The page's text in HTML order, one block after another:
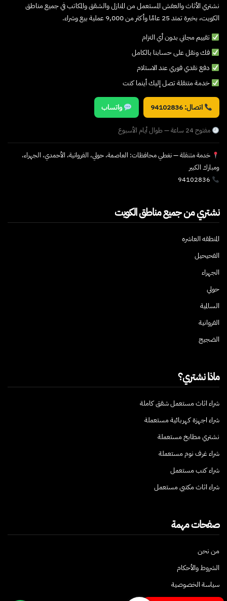
نشتري الأثاث والعفش المستعمل من المنازل والشقق والمكاتب في جميع مناطق
الكويت، بخبرة تمتد 25 عامًا وأكثر من 9,000 عملية بيع وشراء.
تقييم مجاني بدون أي التزام
فك ونقل على حسابنا بالكامل
دفع نقدي فوري عند الاستلام
خدمة متنقلة تصل إليك أينما كنت
اتصال: 94102836 واتساب
مفتوح 24 ساعة — طوال أيام الأسبوع
خدمة متنقلة — نغطي محافظات: العاصمة، حولي، الفروانية، الأحمدي، الجهراء،
ومبارك الكبير
94102836
نشتري من جميع مناطق الكويت
المنطقه العاشره
الفحيحيل
الجهراء
حولي
السالمية
الفروانية
الضجيج
ماذا نشتري؟
شراء اثاث مستعمل شقق كاملة
شراء اجهزة كهربائية مستعملة
نشتري مطابخ مستعملة
شراء غرف نوم مستعملة
شراء كنب مستعمل
شراء اثاث مكتبي مستعمل
صفحات مهمة
من نحن
الشروط والأحكام
سياسة الخصوصية